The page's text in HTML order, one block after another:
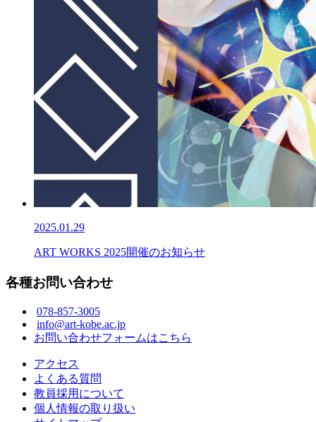
2025.01.29
ART WORKS 2025開催のお知らせ
各種お問い合わせ
078-857-3005
info@art-kobe.ac.jp
お問い合わせフォームはこちら
アクセス
よくある質問
教員採用について
個人情報の取り扱い